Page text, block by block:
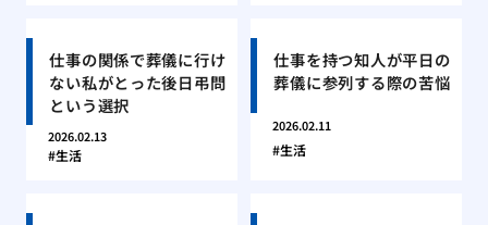
仕事の関係で葬儀に行け
ない私がとった後日弔問
という選択
2026.02.13
生活
仕事を持つ知人が平日の
葬儀に参列する際の苦悩
2026.02.11
生活